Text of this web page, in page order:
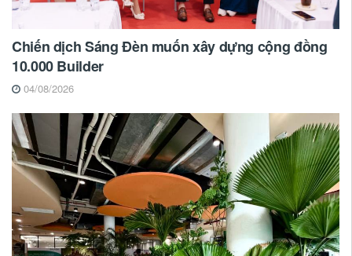
Chiến dịch Sáng Đèn muốn xây dựng cộng đồng
10.000 Builder
04/08/2026